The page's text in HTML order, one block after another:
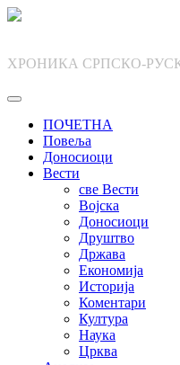
Skip
ХРОНИКА СРПСКО-
ПОЧЕТНА
Повеља
Доносиоци
Вести
све Вести
Војска
Доносиоци
Друштво
Држава
Економија
Историја
Коментари
Култура
Наука
Црква